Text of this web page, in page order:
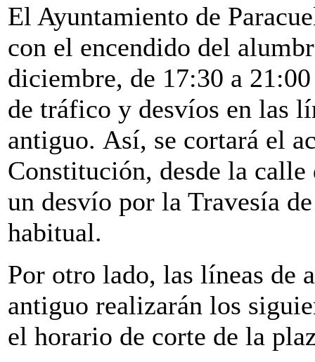
El Ayuntamiento de
con el encendido del
diciembre, de 17:30 a
de tráfico y desvíos en las
antiguo. Así, se cortará el
Constitución, desde la
un desvío por la Travesía
habitual.
Por otro lado, las líneas de
antiguo realizarán los
el horario de corte de la